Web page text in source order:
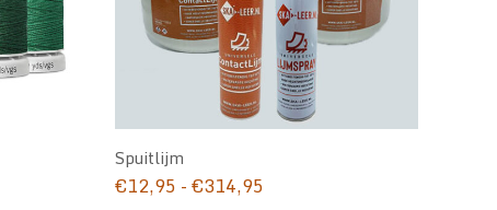
Spuitlijm
€12,95 -€314,95Prijsklasse: